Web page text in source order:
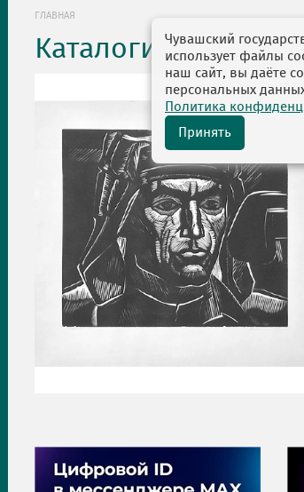
ГЛАВНАЯ
Каталоги выставок
Чувашский
использует файлы
наш сайт, вы даёте
персональных
Политика
Принять